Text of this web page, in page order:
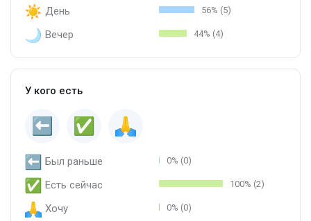
День 56% (5)
Вечер 44% (4)
У кого есть
Был раньше 0% (0)
Есть сейчас 100% (2)
Хочу 0% (0)